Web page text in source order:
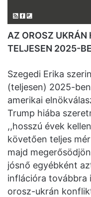
AZ OROSZ UKRÁN
TELJESEN 2025-
Szegedi Erika
(teljesen) 2025-
amerikai
Trump hiába
,,hosszú évek
követően teljes
majd
jósnő egyébként
inflációra továbbra
orosz-ukrán